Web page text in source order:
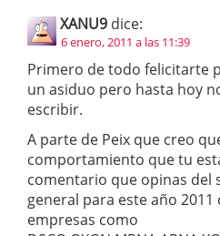
XANU9 dice:
6 enero, 2011 a las 11:39
Primero de todo felicitarte
un asiduo pero hasta hoy
escribir.
A parte de Peix que creo
comportamiento que tu
comentario que opinas del
general para este año
empresas como